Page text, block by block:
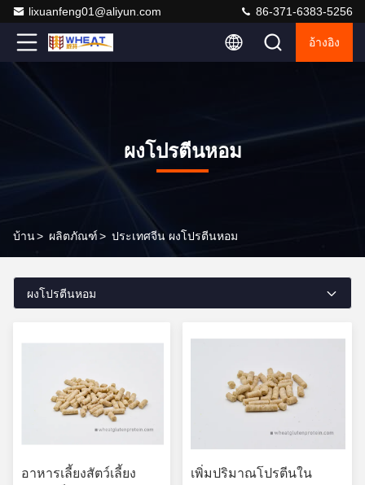
lixuanfeng01@aliyun.com 86-371-6383-5256
อ้างอิง
ผงโปรตีนหอม
บ้าน> ผลิตภัณฑ์> ประเทศจีน ผงโปรตีนหอม
ผงโปรตีนหอม
อาหารเลี้ยงสัตว์เลี้ยง
เพิ่มปริมาณโปรตีนใน